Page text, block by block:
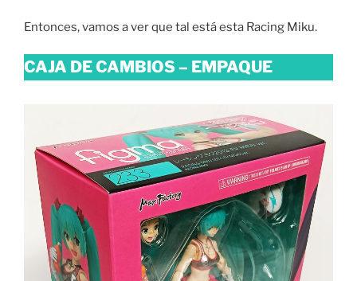
Entonces, vamos a ver que tal está esta Racing Miku.
CAJA DE CAMBIOS – EMPAQUE